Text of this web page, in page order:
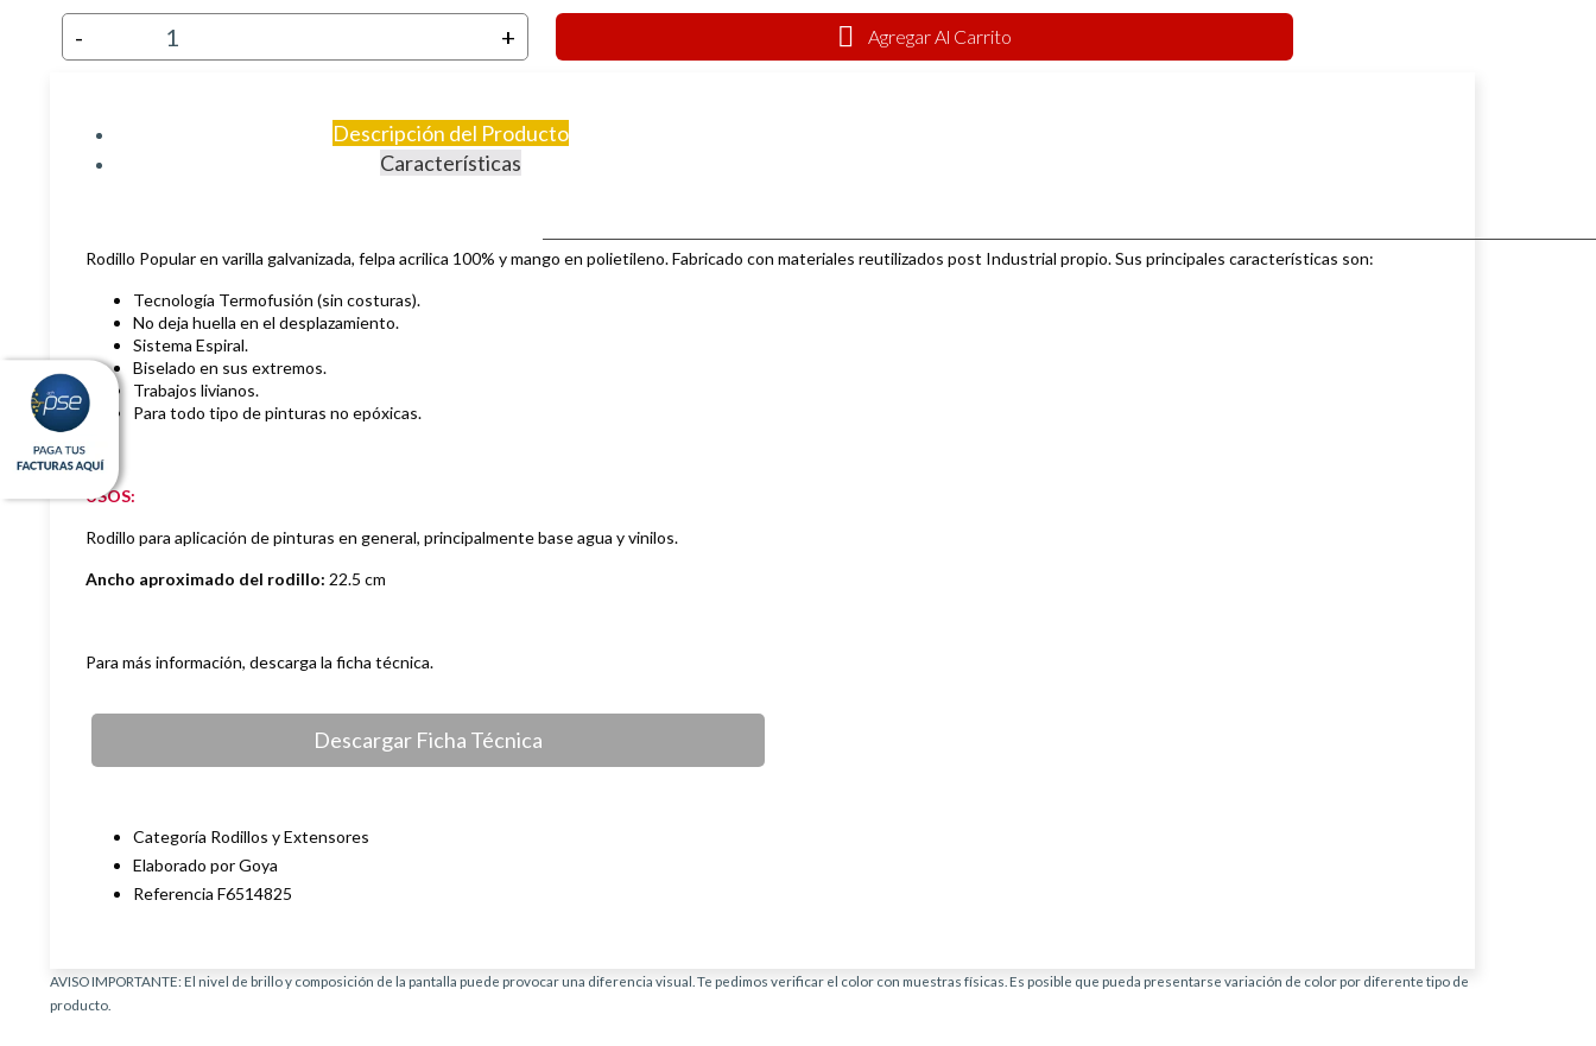
- + Agregar Al Carrito
Descripción del Producto
Características
Rodillo Popular en varilla galvanizada, felpa acrilica 100% y mango en polietileno. Fabricado con materiales reutilizados post Industrial propio. Sus principales características son:
Tecnología Termofusión (sin costuras).
No deja huella en el desplazamiento.
Sistema Espiral.
Biselado en sus extremos.
Trabajos livianos.
Para todo tipo de pinturas no epóxicas.
USOS:
Rodillo para aplicación de pinturas en general, principalmente base agua y vinilos.
Ancho aproximado del rodillo: 22.5 cm
Para más información, descarga la ficha técnica.
Descargar Ficha Técnica
Categoría Rodillos y Extensores
Elaborado por Goya
Referencia F6514825
AVISO IMPORTANTE: El nivel de brillo y composición de la pantalla puede provocar una diferencia visual. Te pedimos verificar el color con muestras físicas. Es posible que pueda presentarse variación de color por diferente tipo de
producto.